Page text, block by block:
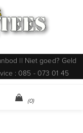
|| Niet goed? Geld
: 085 - 073 01 45
(0)